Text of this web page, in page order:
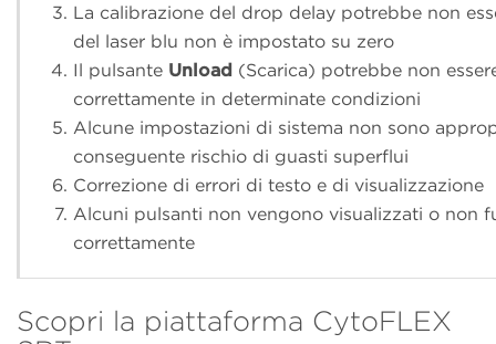
La calibrazione del drop delay potrebbe non
del laser blu non è impostato su zero
Il pulsante Unload (Scarica) potrebbe non
correttamente in determinate condizioni
Alcune impostazioni di sistema non sono
conseguente rischio di guasti superflui
Correzione di errori di testo e di visualizzazione
Alcuni pulsanti non vengono visualizzati o non
correttamente
Scopri la piattaforma CytoFLEX